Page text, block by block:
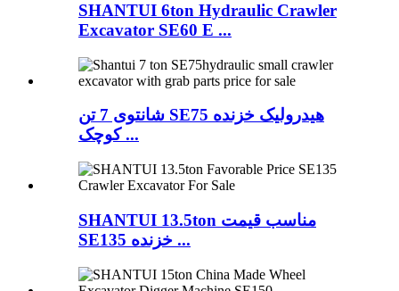
SHANTUI 6ton Hydraulic Crawler
Excavator SE60 E ...
شانتوی 7 تن SE75 هیدرولیک خزنده
کوچک ...
SHANTUI 13.5ton مناسب قیمت
SE135 خزنده ...